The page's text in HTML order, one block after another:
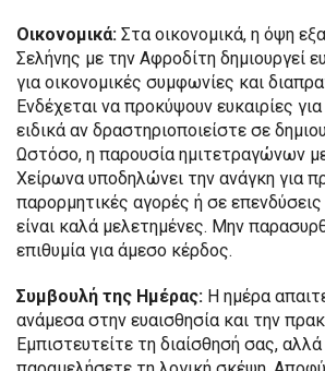
Οικονομικά: Στα οικονομικά, η όψη
Σελήνης με την Αφροδίτη δημιουργεί
για οικονομικές συμφωνίες και
Ενδέχεται να προκύψουν ευκαιρίες
ειδικά αν δραστηριοποιείστε σε
Ωστόσο, η παρουσία ημιτετραγώνων
Χείρωνα υποδηλώνει την ανάγκη για
παρορμητικές αγορές ή σε
είναι καλά μελετημένες. Μην
επιθυμία για άμεσο κέρδος.
Συμβουλή της Ημέρας: Η ημέρα
ανάμεσα στην ευαισθησία και την
Εμπιστευτείτε τη διαίσθησή σας,